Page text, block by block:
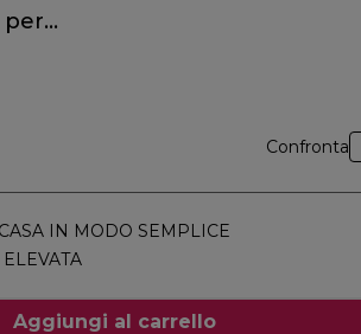
per
Confronta
IN MODO SEMPLICE
Aggiungi al carrello